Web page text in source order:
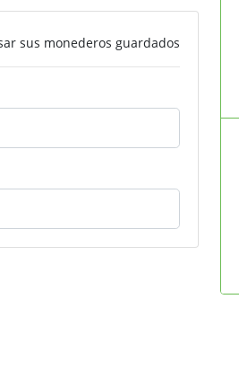
sus monederos guardados